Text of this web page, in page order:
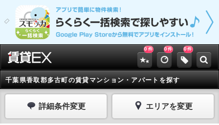
0 件 0件 0件
千葉県香取郡多古町の賃貸マンション・アパートを探す
詳細条件変更 エリアを変更